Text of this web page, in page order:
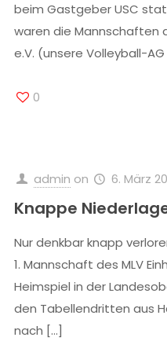
beim Gastgeber USC
waren die Mannschaften
e.V. (unsere Volleyball-AG
0
admin on 6. März
Knappe
Nur denkbar knapp
1. Mannschaft des MLV
Heimspiel in der
den Tabellendritten aus
nach […]